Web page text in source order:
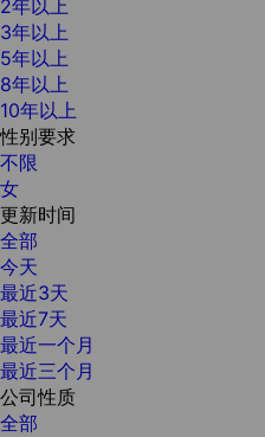
2年以上
3年以上
5年以上
8年以上
10年以上
性别要求
不限
女
更新时间
全部
今天
最近3天
最近7天
最近一个月
最近三个月
公司性质
全部